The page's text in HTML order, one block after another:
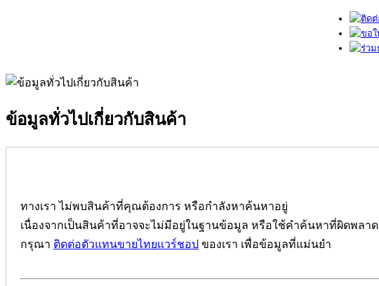
ข้อมูลทั่วไปเกี่ยวกับสินค้า
ทางเรา ไม่พบสินค้าที่คุณต้องการ หรือกำลังหาค้นหาอยู่
เนื่องจากเป็นสินค้าที่อาจจะไม่มีอยู่ในฐานข้อมูล หรือใช้คำค้นหาที่ผิดพลาด
กรุณา ติดต่อตัวแทนขายไทยแวร์ชอป ของเรา เพื่อข้อมูลที่แม่นยำ